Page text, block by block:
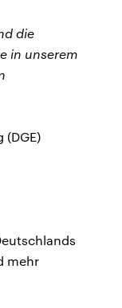
die
in unserem
mehr